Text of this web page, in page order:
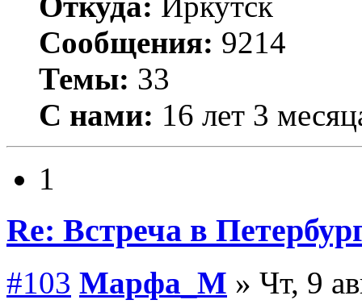
Сообщения: 9214
Темы: 33
С нами: 16 лет 3
1
Re: Встреча в
#103 Марфа_М » Чт, 9